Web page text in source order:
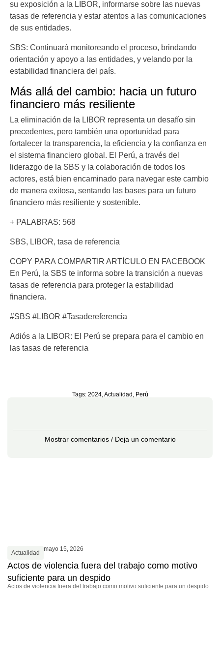
su exposición a la LIBOR, informarse sobre las nuevas
tasas de referencia y estar atentos a las comunicaciones
de sus entidades.
SBS: Continuará monitoreando el proceso, brindando
orientación y apoyo a las entidades, y velando por la
estabilidad financiera del país.
Más allá del cambio: hacia un futuro
financiero más resiliente
La eliminación de la LIBOR representa un desafío sin
precedentes, pero también una oportunidad para
fortalecer la transparencia, la eficiencia y la confianza en
el sistema financiero global. El Perú, a través del
liderazgo de la SBS y la colaboración de todos los
actores, está bien encaminado para navegar este cambio
de manera exitosa, sentando las bases para un futuro
financiero más resiliente y sostenible.
+ PALABRAS: 568
SBS, LIBOR, tasa de referencia
COPY PARA COMPARTIR ARTÍCULO EN FACEBOOK
En Perú, la SBS te informa sobre la transición a nuevas
tasas de referencia para proteger la estabilidad
financiera.
#SBS #LIBOR #Tasadereferencia
Adiós a la LIBOR: El Perú se prepara para el cambio en
las tasas de referencia
Tags: 2024, Actualidad Perú
Mostrar comentarios / Deja un comentario
Actualidad
mayo 15, 2026
Actos de violencia fuera del trabajo como motivo
suficiente para un despido
Actos de violencia fuera del trabajo como motivo suficiente para un despido